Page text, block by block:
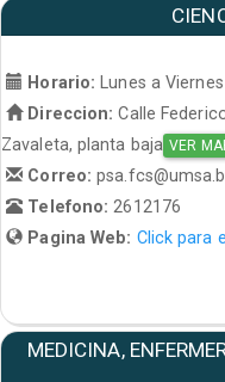
Horario:
Lunes a
Direccion: Calle
Zavaleta, planta baja VER
Correo:
Telefono: 2612176
Pagina Web: Click para
MEDICINA,